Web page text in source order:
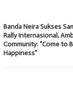
Banda Neira Sukses
Rally Internasional,
Community: “Come to
Happiness”